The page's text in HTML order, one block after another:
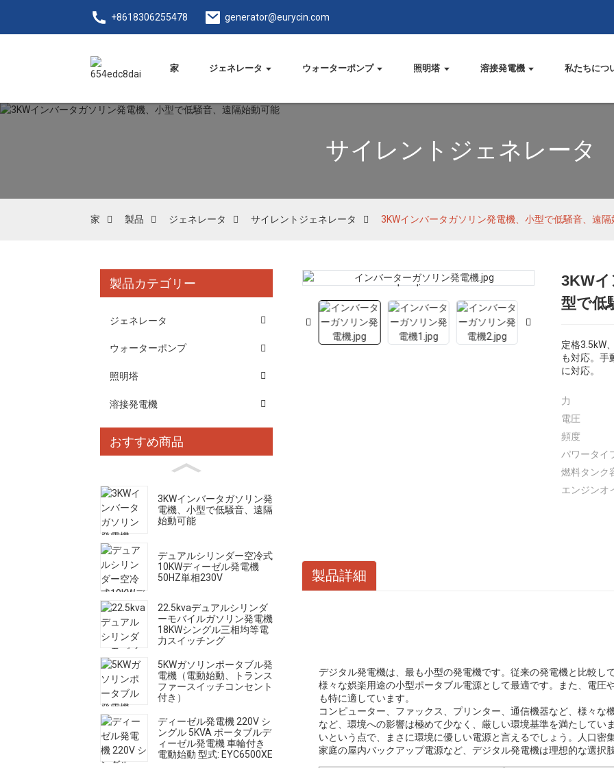
+8618306255478 generator@eurycin.com
家 ジェネレータ ウォーターポンプ 照明塔 溶接発電機 私たちにつ
サイレントジェネレータ
家 製品 ジェネレータ サイレントジェネレータ 3KWインバータガソリン発電機、小型で低騒音、遠隔
製品カテゴリー
ジェネレータ
ウォーターポンプ
照明塔
溶接発電機
おすすめ商品
3KWインバータガソリン発
電機、小型で低騒音、遠隔
始動可能
デュアルシリンダー空冷式
10KWディーゼル発電機
50HZ単相230V
22.5kvaデュアルシリンダ
ーモバイルガソリン発電機
18KWシングル三相均等電
力スイッチング
5KWガソリンポータブル発
電機（電動始動、トランス
ファースイッチコンセント
付き）
ディーゼル発電機 220V シ
ングル 5KVA ポータブルデ
ィーゼル発電機 車輪付き
電動始動 型式: EYC6500XE
Loading...
Loading... Loading...
Loading...
3KW
型で低
定格3.5kW
も対応。手
に対応。
力
電圧
頻度
パワータイ
燃料タンク
エンジンオ
製品詳細
デジタル発電機は、最も小型の発電機です。従来の発電機と比較し
様々な娯楽用途の小型ポータブル電源として最適です。また、電圧
も特に適しています。
コンピューター、ファックス、プリンター、通信機器など、様々な
など、環境への影響は極めて少なく、厳しい環境基準を満たしてい
いという点で、まさに環境に優しい電源と言えるでしょう。人口密
家庭の屋内バックアップ電源など、デジタル発電機は理想的な選択肢